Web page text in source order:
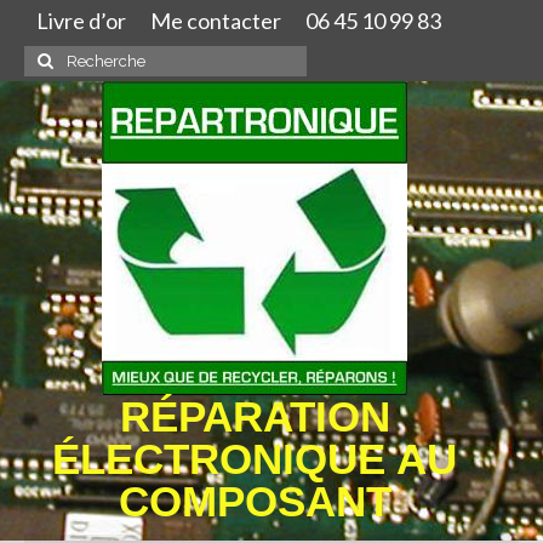
Livre d’or Me contacter 06 45 10 99 83
Rechercher
:
RÉPARATION
ÉLECTRONIQUE AU
COMPOSANT